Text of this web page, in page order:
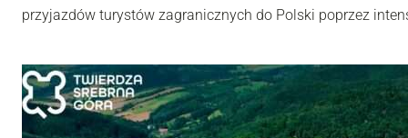
przyjazdów turystów zagranicznych do Polski poprzez